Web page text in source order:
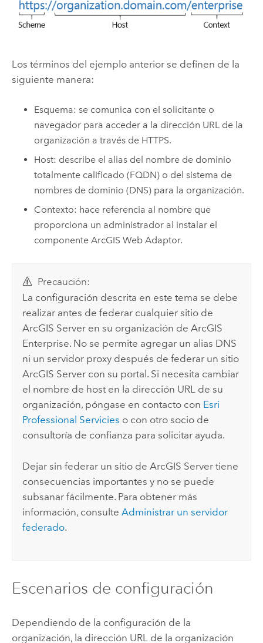
Los términos del ejemplo anterior se definen de la
siguiente manera:
Esquema: se comunica con el solicitante o
navegador para acceder a la dirección URL de la
organización a través de HTTPS.
Host: describe el alias del nombre de dominio
totalmente calificado (FQDN) o del sistema de
nombres de dominio (DNS) para la organización.
Contexto: hace referencia al nombre que
proporciona un administrador al instalar el
componenteArcGIS Web Adaptor.
Precaución:
La configuración descrita en este tema se debe
realizar antes de federar cualquier sitio de
ArcGIS Server en su organización deArcGIS
Enterprise. No se permite agregar un alias DNS
ni un servidor proxy después de federar un sitio
ArcGIS Server con su portal. Si necesita cambiar
el nombre de host en la dirección URL de su
organización, póngase en contacto con Esri
Professional Servicies o con otro socio de
consultoría de confianza para solicitar ayuda.
Dejar sin federar un sitio deArcGIS Server tiene
consecuencias importantes y no se puede
subsanar fácilmente. Para obtener más
información, consulteAdministrar un servidor
federado.
Escenarios de configuración
Dependiendo de la configuración de la
organización, la dirección URL de la organización